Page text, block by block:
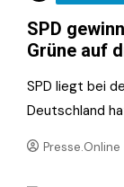
SPD
Grüne auf
SPD liegt bei
Deutschland
Presse.Online